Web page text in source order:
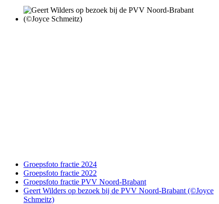
Groepsfoto fractie 2024
Groepsfoto fractie 2022
Groepsfoto fractie PVV Noord-Brabant
Geert Wilders op bezoek bij de PVV Noord-Brabant (©Joyce
Schmeitz)